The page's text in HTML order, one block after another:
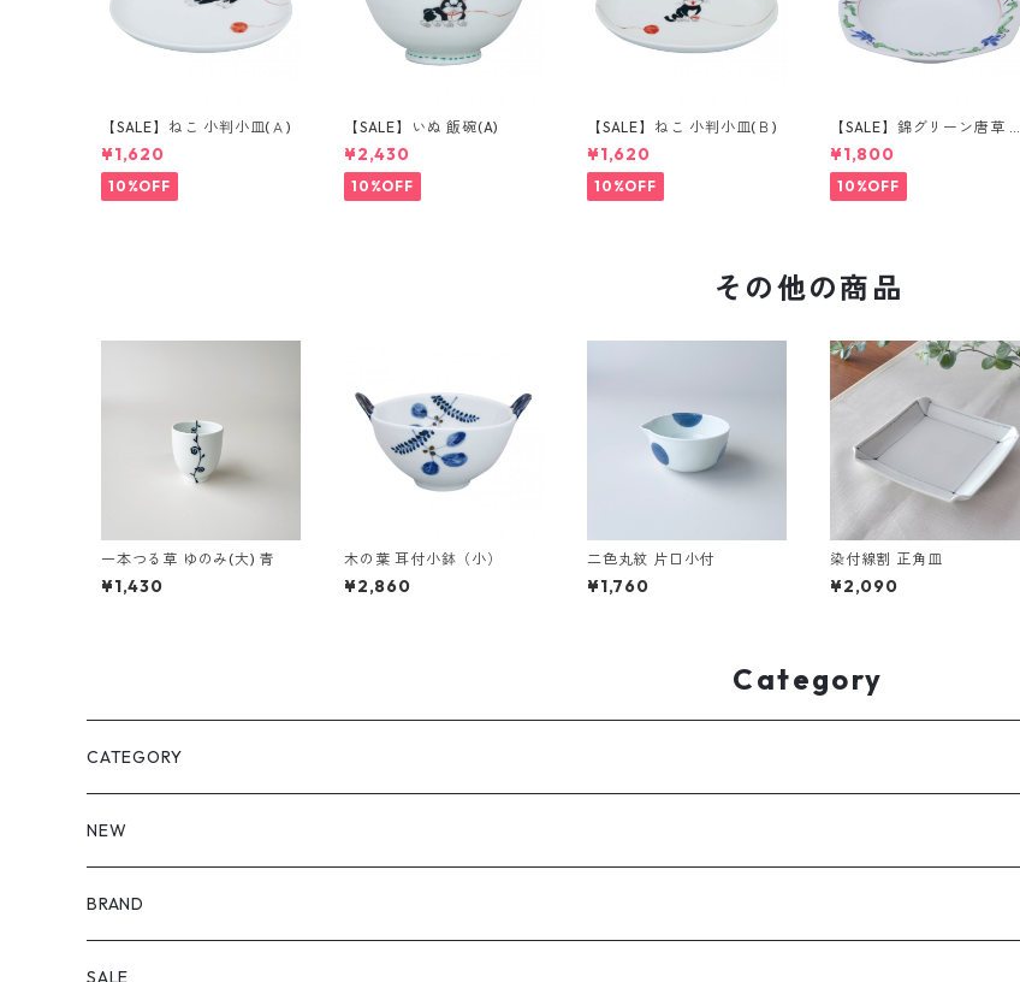
【SALE】ねこ 小判小皿(Ａ)
¥1,620
10%OFF
【SALE】いぬ 飯碗(A)
¥2,430
10%OFF
【SALE】ねこ 小判小皿(Ｂ)
¥1,620
10%OFF
【SALE】錦グリーン唐草 取
鉢
¥1,800
10%OFF
その他の商品
一本つる草 ゆのみ(大) 青
¥1,430
木の葉 耳付小鉢（小）
¥2,860
二色丸紋 片口小付
¥1,760
染付線割 正角皿
¥2,090
Category
CATEGORY
皿・プレート
丸（9cm～ / 三寸皿）
丸（12cm～ / 四寸皿）
鉢・ボウル
小付・小鉢
飯碗・どんぶり
NEW
BRAND
喜鶴製陶
SALE